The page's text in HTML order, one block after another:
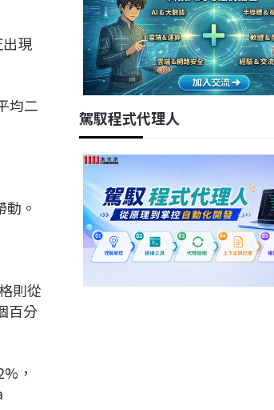
現
均二
。
則從
百分
，
駕馭程式代理人